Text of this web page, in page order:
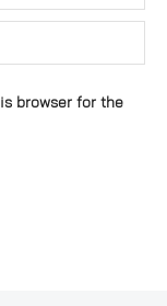
browser for the